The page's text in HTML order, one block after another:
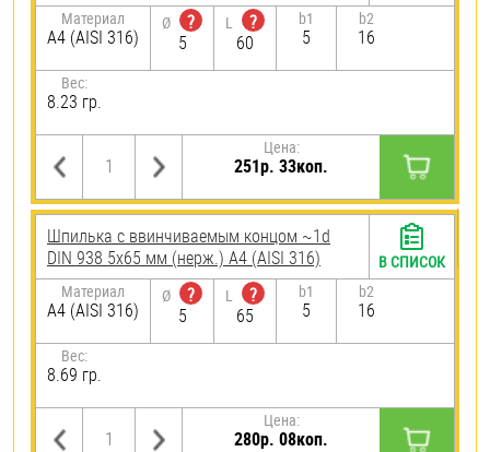
Материал
A4 (AISI 316)
Ø
?
5
L
?
60
b1
5
b2
16
Вес:
8.23 гр.
Цена:
251р. 33коп.
Шпилька c ввинчиваемым концом ~1d
DIN 938 5х65 мм (нерж.) A4 (AISI 316)
Материал
A4 (AISI 316)
Ø
?
5
L
?
65
b1
5
b2
16
Вес:
8.69 гр.
Цена:
280р. 08коп.
В СПИСОК